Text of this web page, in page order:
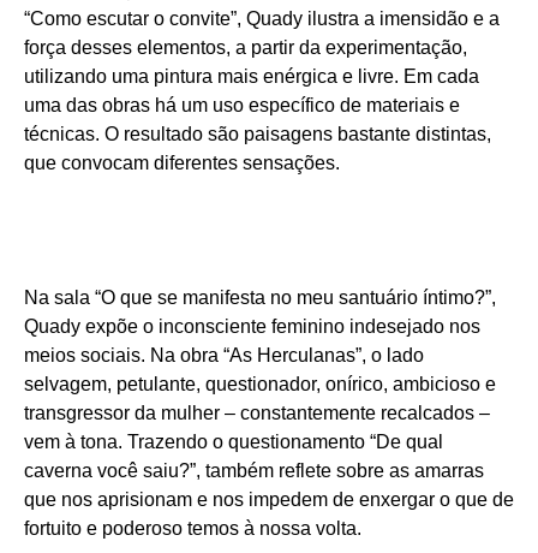
“Como escutar o convite”, Quady ilustra a imensidão e a
força desses elementos, a partir da experimentação,
utilizando uma pintura mais enérgica e livre. Em cada
uma das obras há um uso específico de materiais e
técnicas. O resultado são paisagens bastante distintas,
que convocam diferentes sensações.
Na sala “O que se manifesta no meu santuário íntimo?”,
Quady expõe o inconsciente feminino indesejado nos
meios sociais. Na obra “As Herculanas”, o lado
selvagem, petulante, questionador, onírico, ambicioso e
transgressor da mulher – constantemente recalcados –
vem à tona. Trazendo o questionamento “De qual
caverna você saiu?”, também reflete sobre as amarras
que nos aprisionam e nos impedem de enxergar o que de
fortuito e poderoso temos à nossa volta.